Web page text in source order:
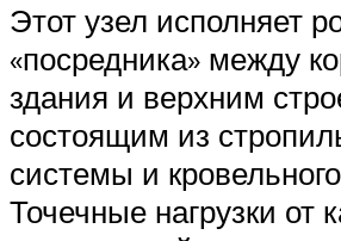
Этот узел исполняет
«посредника» между
здания и верхним
состоящим из
системы и
Точечные нагрузки от